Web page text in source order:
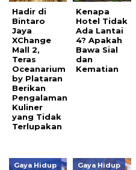
Hadir di
Bintaro
Jaya
XChange
Mall 2,
Teras
Oceanarium
by Plataran
Berikan
Pengalaman
Kuliner
yang Tidak
Terlupakan
Kenapa
Hotel Tidak
Ada Lantai
4? Apakah
Bawa Sial
dan
Kematian
Gaya Hidup Gaya Hidup